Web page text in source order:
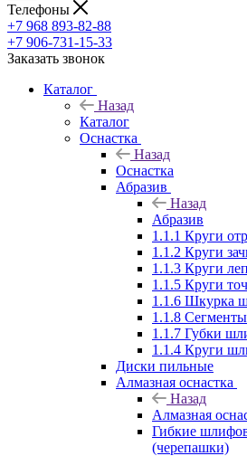
Телефоны
+7 968 893-82-88
+7 906-731-15-33
Заказать звонок
Каталог
Назад
Каталог
Оснастка
Назад
Оснастка
Абразив
Назад
Абразив
1.1.1 Круги
1.1.2 Круги
1.1.3 Круги
1.1.5 Круги
1.1.6 Шкурка
1.1.8
1.1.7 Губки
1.1.4 Круги
Диски пильные
Алмазная оснастка
Назад
Алмазная
Гибкие
(черепашки)